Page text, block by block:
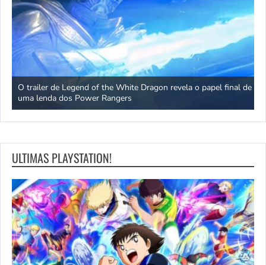
O trailer de Legend of the White Dragon revela o papel final de
uma lenda dos Power Rangers
ULTIMAS PLAYSTATION!